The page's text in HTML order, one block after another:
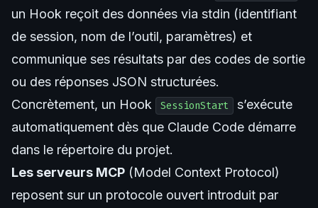
un Hook reçoit des données via stdin (identifiant
de session, nom de l’outil, paramètres) et
communique ses résultats par des codes de sortie
ou des réponses JSON structurées.
Concrètement, un Hook
SessionStart
s’exécute
automatiquement dès que Claude Code démarre
dans le répertoire du projet.
Les serveurs MCP (Model Context Protocol)
reposent sur un protocole ouvert introduit par